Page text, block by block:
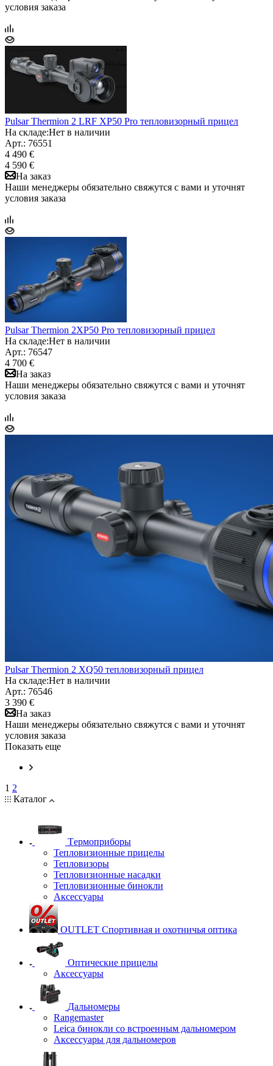
условия заказа
Pulsar Thermion 2 LRF XP50 Pro тепловизорный прицел
На складе:Нет в наличии
Арт.: 76551
4 490 €
4 590 €
На заказ
Наши менеджеры обязательно свяжутся с вами и уточнят
условия заказа
Pulsar Thermion 2XP50 Pro тепловизорный прицел
На складе:Нет в наличии
Арт.: 76547
4 700 €
На заказ
Наши менеджеры обязательно свяжутся с вами и уточнят
условия заказа
Pulsar Thermion 2 XQ50 тепловизорный прицел
На складе:Нет в наличии
Арт.: 76546
3 390 €
На заказ
Наши менеджеры обязательно свяжутся с вами и уточнят
условия заказа
Показать еще
1 2
Каталог
Tермоприборы
Тепловизионные прицелы
Тепловизоры
Тепловизионные насадки
Тепловизионные бинокли
Аксессуары
OUTLET Спортивная и охотничья оптика
Оптические прицелы
Аксессуары
Дальномеры
Rangemaster
Leica бинокли со встроенным дальномером
Аксессуары для дальномеров